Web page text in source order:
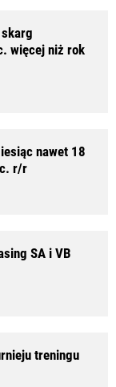
więcej niż rok
nawet 18
r/r
SA i VB
treningu